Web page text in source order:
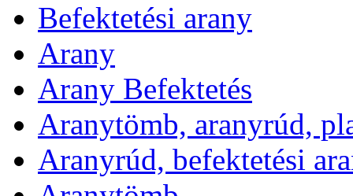
Befektetési arany
Arany
Arany Befektetés
Aranytömb, aranyrúd,
Aranyrúd, befektetési